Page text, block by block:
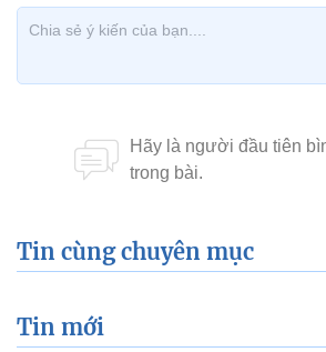
Tin cùng chuyên mục
Tin mới